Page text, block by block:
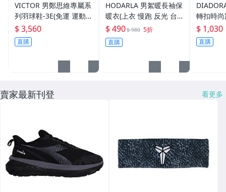
VICTOR 男鄭思維專屬系
列羽球鞋-3E(免運 運動
羽球鞋 U型楦「P8500N
LiteZSW-DX」≡排汗專家
≡
$ 3,560
直購
HODARLA 男絮暖長袖保
暖衣(上衣 慢跑 反光 台
灣製 長袖T恤 【033710
67】≡排汗專家≡
$ 490$ 980 5折
直購
轉扣時
轉扣 運
$ 1,030
直購
賣家最新刊登 看更多